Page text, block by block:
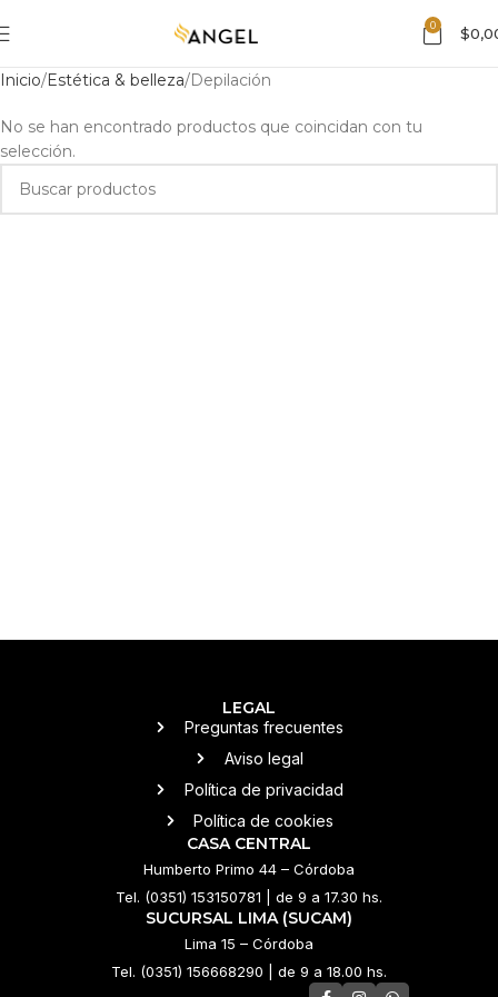
0 $
Inicio Estética & belleza Depilación
No se han encontrado productos que coincidan con tu
selección.
LEGAL
Preguntas frecuentes
Aviso legal
Política de privacidad
Política de cookies
CASA CENTRAL
Humberto Primo 44 – Córdoba
Tel. (0351) 153150781 | de 9 a 17.30 hs.
SUCURSAL LIMA (SUCAM)
Lima 15 – Córdoba
Tel. (0351) 156668290 | de 9 a 18.00 hs.